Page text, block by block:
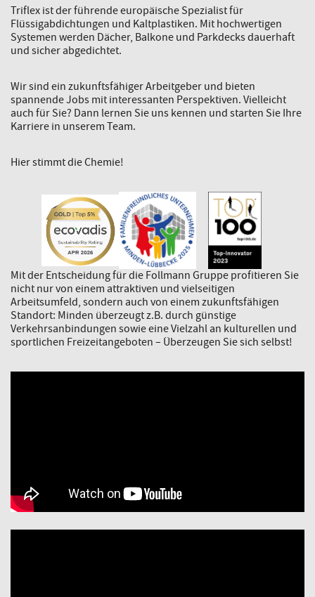
Triflex ist der führende europäische Spezialist für
Flüssigabdichtungen und Kaltplastiken. Mit hochwertigen
Systemen werden Dächer, Balkone und Parkdecks dauerhaft
und sicher abgedichtet.
Wir sind ein zukunftsfähiger Arbeitgeber und bieten
spannende Jobs mit interessanten Perspektiven. Vielleicht
auch für Sie? Dann lernen Sie uns kennen und starten Sie Ihre
Karriere in unserem Team.
Hier stimmt die Chemie!
Mit der Entscheidung für die Follmann Gruppe profitieren Sie
nicht nur von einem attraktiven und vielseitigen
Arbeitsumfeld, sondern auch von einem zukunftsfähigen
Standort: Minden überzeugt z.B. durch günstige
Verkehrsanbindungen sowie eine Vielzahl an kulturellen und
sportlichen Freizeitangeboten – Überzeugen Sie sich selbst!